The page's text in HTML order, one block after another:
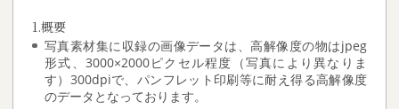
1.概要
写真素材集に収録の画像データは、高解像度の物はjpeg
形式、3000×2000ピクセル程度（写真により異なりま
す）300dpiで、パンフレット印刷等に耐え得る高解像度
のデータとなっております。